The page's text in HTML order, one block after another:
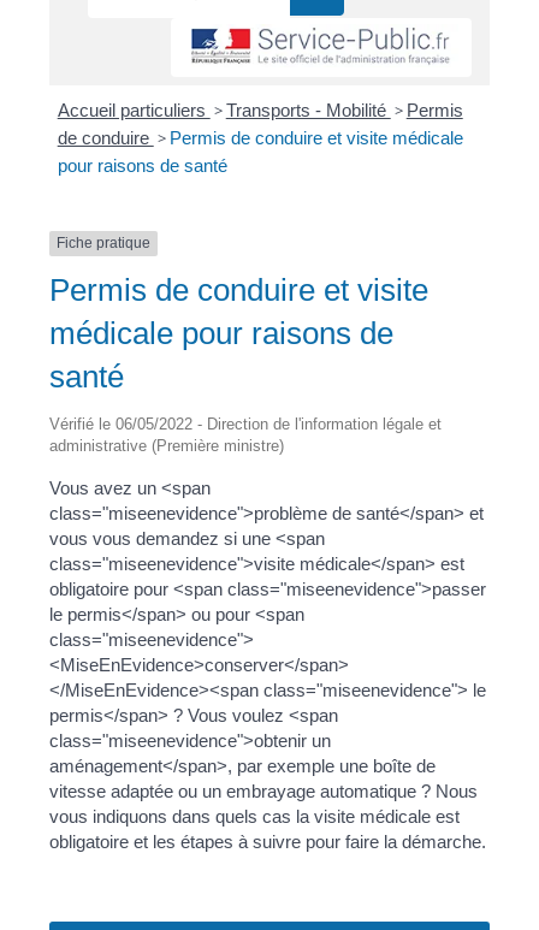
Accueil particuliers >Transports - Mobilité > Permis
de conduire > Permis de conduire et visite médicale
pour raisons de santé
Fiche pratique
Permis de conduire et visite
médicale pour raisons de
santé
Vérifié le 06/05/2022 - Direction de l'information légale et
administrative (Première ministre)
Vous avez un <span
class="miseenevidence">problème de santé</span> et
vous vous demandez si une <span
class="miseenevidence">visite médicale</span> est
obligatoire pour <span class="miseenevidence">passer
le permis</span> ou pour <span
class="miseenevidence">
<MiseEnEvidence>conserver</span>
</MiseEnEvidence><span class="miseenevidence"> le
permis</span> ? Vous voulez <span
class="miseenevidence">obtenir un
aménagement</span>, par exemple une boîte de
vitesse adaptée ou un embrayage automatique ? Nous
vous indiquons dans quels cas la visite médicale est
obligatoire et les étapes à suivre pour faire la démarche.